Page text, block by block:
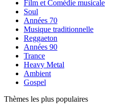
Film et Comédie musicale
Soul
Années 70
Musique traditionnelle
Reggaeton
Années 90
Trance
Heavy Metal
Ambient
Gospel
Thèmes les plus populaires